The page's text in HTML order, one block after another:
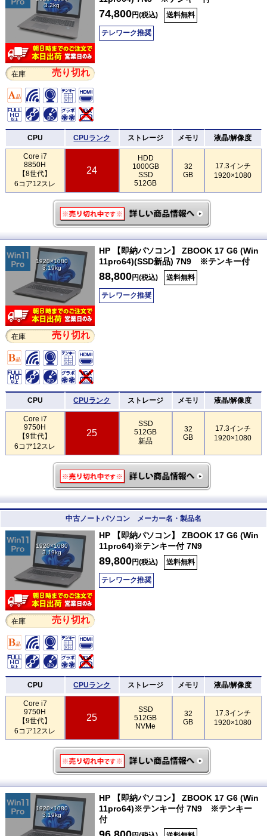
3.2kg
在庫 売り切れ
74,800円(税込) 送料無料
テレワーク推奨
CPU CPUランク ストレージ メモリ 液晶/解像度
Core i7
8850H
【8世代】
6コア12スレ
24
HDD
1000GB
SSD
512GB
32
GB
17.3インチ
1920×1080
1920×1080
3.19kg
在庫 売り切れ
HP 【即納パソコン】 ZBOOK 17 G6 (Win
11pro64)(SSD新品) 7N9 ※テンキー付
88,800円(税込) 送料無料
テレワーク推奨
CPU CPUランク ストレージ メモリ 液晶/解像度
Core i7
9750H
【9世代】
6コア12スレ
25
SSD
512GB
新品
32
GB
17.3インチ
1920×1080
中古ノートパソコン メーカー名・製品名
1920×1080
3.19kg
在庫 売り切れ
HP 【即納パソコン】 ZBOOK 17 G6 (Win
11pro64)※テンキー付 7N9
89,800円(税込) 送料無料
テレワーク推奨
CPU CPUランク ストレージ メモリ 液晶/解像度
Core i7
9750H
【9世代】
6コア12スレ
25
SSD
512GB
NVMe
32
GB
17.3インチ
1920×1080
1920×1080
3.19kg
HP 【即納パソコン】 ZBOOK 17 G6 (Win
11pro64)※テンキー付 7N9 ※テンキー
付